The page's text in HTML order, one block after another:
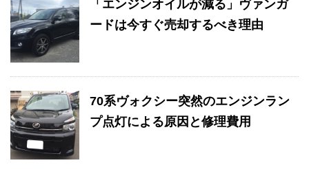
「エンジンオイルが減る」ヴァンガ
ードは今すぐ売却するべき理由
70系ヴォクシー突然のエンジンラン
プ点灯による原因と修理費用